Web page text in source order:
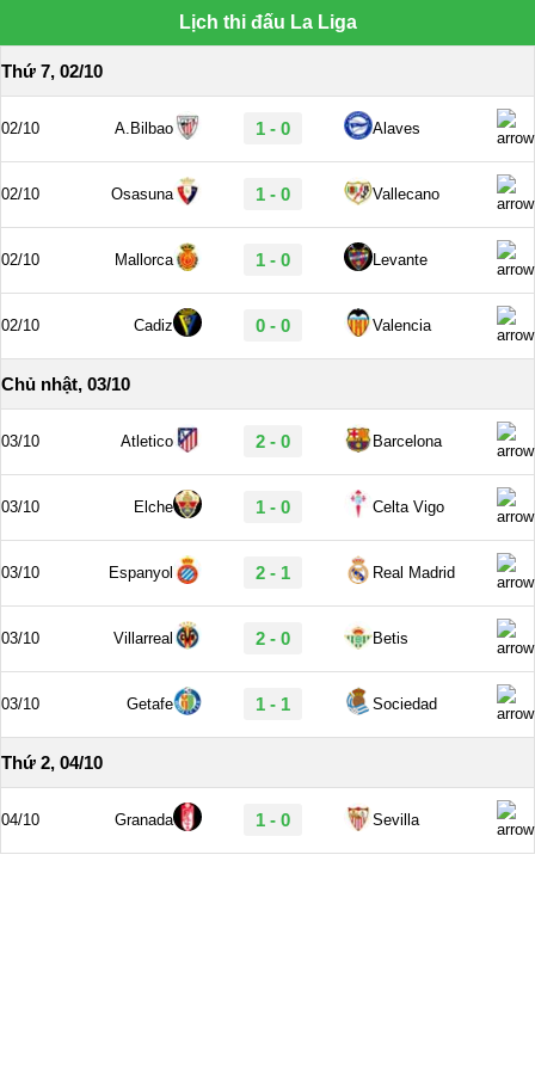
Lịch thi đấu La Liga
Thứ 7, 02/10
02/10 A.Bilbao 1 - 0 Alaves
02/10 Osasuna 1 - 0 Vallecano
02/10 Mallorca 1 - 0 Levante
02/10 Cadiz 0 - 0 Valencia
Chủ nhật, 03/10
03/10 Atletico 2 - 0 Barcelona
03/10 Elche 1 - 0 Celta Vigo
03/10 Espanyol 2 - 1 Real Madrid
03/10 Villarreal 2 - 0 Betis
03/10 Getafe 1 - 1 Sociedad
Thứ 2, 04/10
04/10 Granada 1 - 0 Sevilla